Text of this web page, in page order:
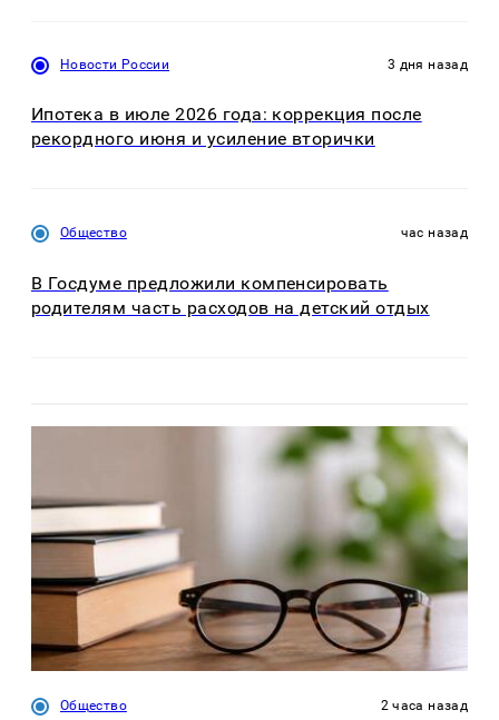
Новости России 3 дня назад
Ипотека в июле 2026 года: коррекция после
рекордного июня и усиление вторички
Общество час назад
В Госдуме предложили компенсировать
родителям часть расходов на детский отдых
Общество 2 часа назад